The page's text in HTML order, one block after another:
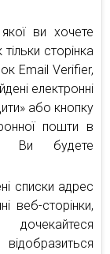
ви хочете
сторінка
Email Verifier,
електронні
або кнопку
пошти в
Ви будете
списки адрес
веб-сторінки,